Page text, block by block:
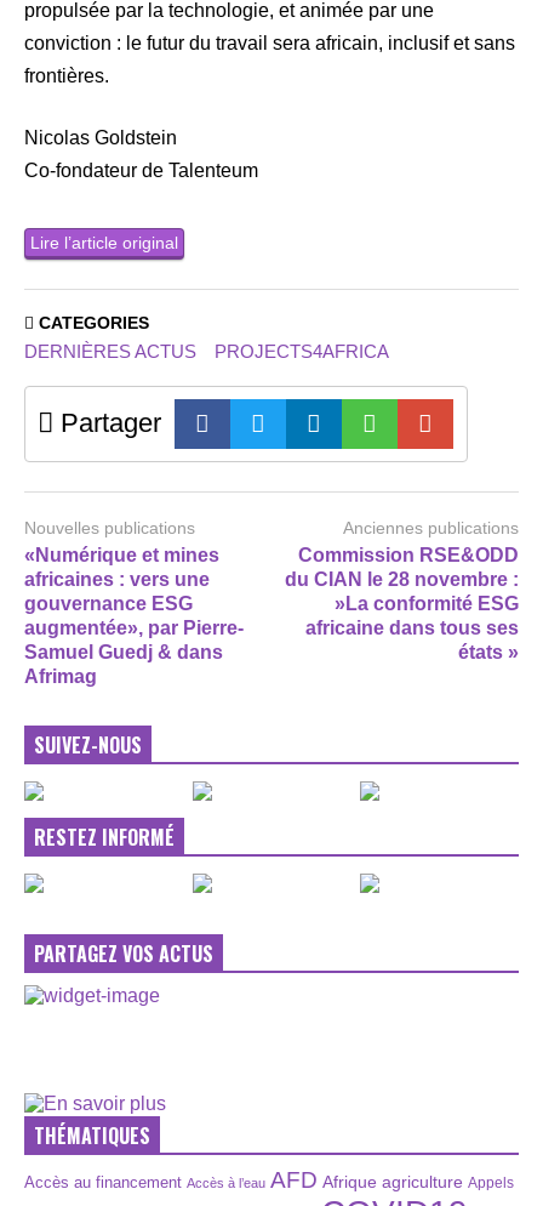
propulsée par la technologie, et animée par une
conviction : le futur du travail sera africain, inclusif et sans
frontières.
Nicolas Goldstein
Co-fondateur de Talenteum
Lire l’article original
CATEGORIES
DERNIÈRES ACTUS PROJECTS4AFRICA
Partager
Nouvelles publications
«Numérique et mines
africaines : vers une
gouvernance ESG
augmentée», par Pierre-
Samuel Guedj & dans
Afrimag
Anciennes publications
Commission RSE&ODD
du CIAN le 28 novembre :
»La conformité ESG
africaine dans tous ses
états »
SUIVEZ-NOUS
RESTEZ INFORMÉ
PARTAGEZ VOS ACTUS
THÉMATIQUES
Accès au financement Accès à l’eau AFD Afrique agriculture Appels